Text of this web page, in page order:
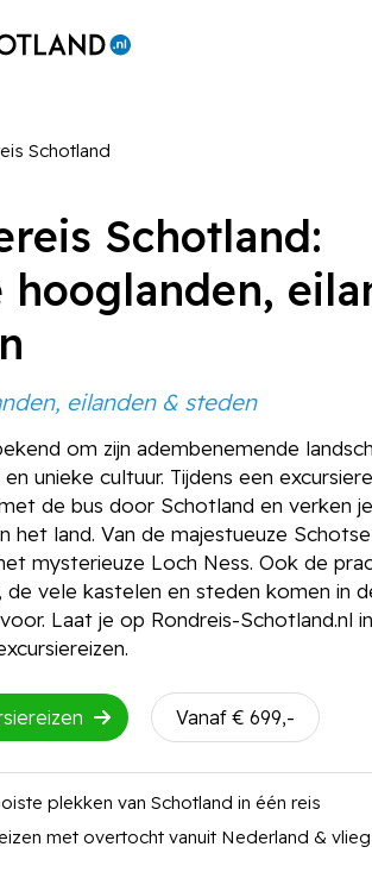
Schotland
Schotland:
hooglanden,
eilanden & steden
om zijn adembenemende
unieke cultuur. Tijdens een
de bus door Schotland en verken
het land. Van de majestueuze Schotse
mysterieuze Loch Ness. Ook de
de vele kastelen en steden komen in
Laat je op Rondreis-Schotland.nl
Vanaf € 699,-
plekken van Schotland in één reis
met overtocht vanuit Nederland & vlieg